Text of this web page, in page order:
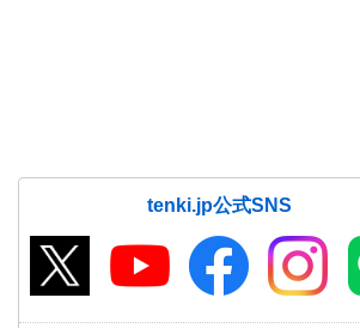
tenki.jp公式SNS